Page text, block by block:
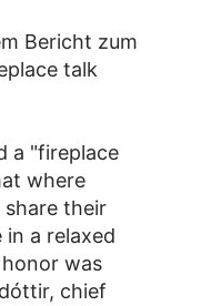
Bericht zum
talk
a "fireplace
where
their
a relaxed
was
chief